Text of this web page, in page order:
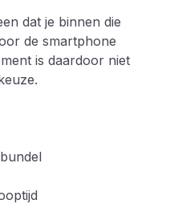
dat je binnen die
de smartphone
is daardoor niet